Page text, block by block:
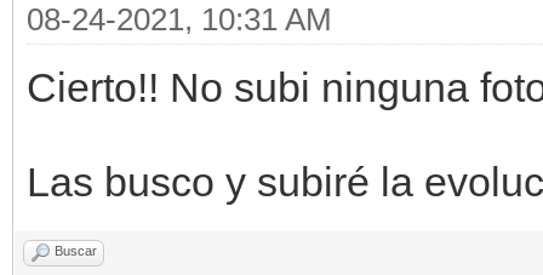
08-24-2021, 10:31 AM
Cierto!! No subi ninguna
Las busco y subiré la
Buscar